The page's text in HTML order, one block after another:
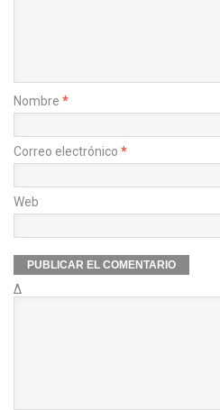
Nombre *
Correo electrónico *
Web
Δ